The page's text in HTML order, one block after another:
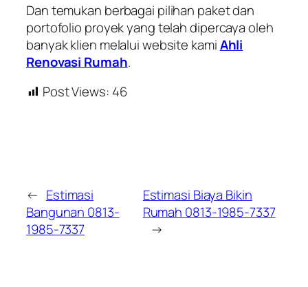
Dan temukan berbagai pilihan paket dan
portofolio proyek yang telah dipercaya oleh
banyak klien melalui website kamiAhli
Renovasi Rumah.
Post Views: 46
← Estimasi
Bangunan 0813-
1985-7337
Estimasi Biaya Bikin
Rumah 0813-1985-7337
→